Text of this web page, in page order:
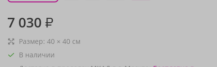
7 030 ₽
Размер: 40 × 40 см
В наличии